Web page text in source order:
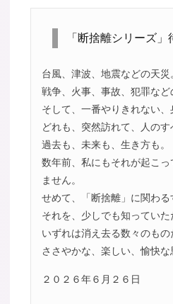
「断捨離シリーズ
台風、津波、地震などの天災
戦争、火事、事故、犯罪など
そして、一番やりきれない、
どれも、突然訪れて、人のす
過去も、未来も、生き方も。
数年前、私にもそれが起こっ
ません。
せめて、「断捨離」に関わる
それを、少しでも知っていた
いずれは消え去る数々のもの
ささやかな、楽しい、愉快な
２０２６年６月２６日